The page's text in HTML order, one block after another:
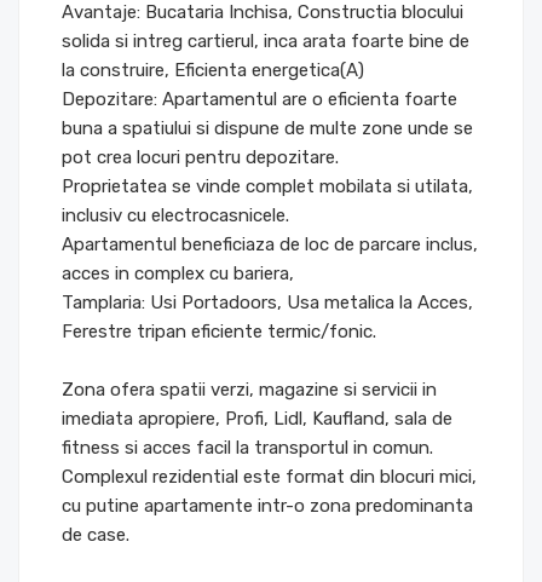
Avantaje: Bucataria Inchisa, Constructia blocului
solida si intreg cartierul, inca arata foarte bine de
la construire, Eficienta energetica(A)
Depozitare: Apartamentul are o eficienta foarte
buna a spatiului si dispune de multe zone unde se
pot crea locuri pentru depozitare.
Proprietatea se vinde complet mobilata si utilata,
inclusiv cu electrocasnicele.
Apartamentul beneficiaza de loc de parcare inclus,
acces in complex cu bariera,
Tamplaria: Usi Portadoors, Usa metalica la Acces,
Ferestre tripan eficiente termic/fonic.
Zona ofera spatii verzi, magazine si servicii in
imediata apropiere, Profi, Lidl, Kaufland, sala de
fitness si acces facil la transportul in comun.
Complexul rezidential este format din blocuri mici,
cu putine apartamente intr-o zona predominanta
de case.